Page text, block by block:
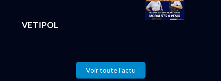
VETIPOL
Voir toute l'actu